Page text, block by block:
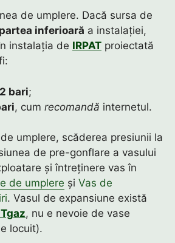
de umplere. Dacă sursa de
partea inferioară a instalației,
instalația de IRPAT proiectată
bari;
, cumrecomandă internetul.
umplere, scăderea presiunii la
de pre-gonflare a vasului
și întreținere vas în
de umplere și Vas de
. Vasul de expansiune există
, nu e nevoie de vase
locuit).